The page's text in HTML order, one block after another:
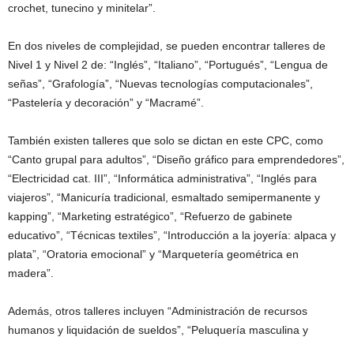
crochet, tunecino y minitelar”.
En dos niveles de complejidad, se pueden encontrar talleres de
Nivel 1 y Nivel 2 de: “Inglés”, “Italiano”, “Portugués”, “Lengua de
señas”, “Grafología”, “Nuevas tecnologías computacionales”,
“Pastelería y decoración” y “Macramé”.
También existen talleres que solo se dictan en este CPC, como
“Canto grupal para adultos”, “Diseño gráfico para emprendedores”,
“Electricidad cat. III”, “Informática administrativa”, “Inglés para
viajeros”, “Manicuría tradicional, esmaltado semipermanente y
kapping”, “Marketing estratégico”, “Refuerzo de gabinete
educativo”, “Técnicas textiles”, “Introducción a la joyería: alpaca y
plata”, “Oratoria emocional” y “Marquetería geométrica en
madera”.
Además, otros talleres incluyen “Administración de recursos
humanos y liquidación de sueldos”, “Peluquería masculina y